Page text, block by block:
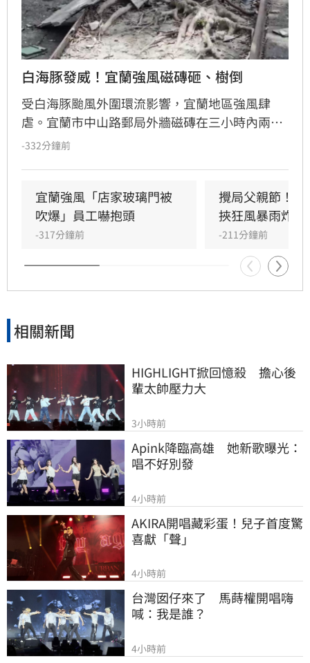
白海豚發威！宜蘭強風磁磚砸、樹倒
受白海豚颱風外圍環流影響，宜蘭地區強風肆
虐。宜蘭市中山路郵局外牆磁磚在三小時內兩度
剝落，武營街亦發生磁磚砸地險象，所幸無人傷
全面停駛。
-332分鐘前
宜蘭強風「店家玻璃門被
吹爆」員工嚇抱頭
-317分鐘前
攪局父親節！
挾狂風暴雨炸雙
-211分鐘前
相關新聞
HIGHLIGHT掀回憶殺　擔心後
輩太帥壓力大
3小時前
Apink降臨高雄　她新歌曝光：
唱不好別發
4小時前
AKIRA開唱藏彩蛋！兒子首度驚
喜獻「聲」
4小時前
台灣囡仔來了　馬蒔權開唱嗨
喊：我是誰？
4小時前